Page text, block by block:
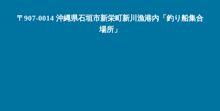
〒907-0014 沖縄県石垣市新栄町新川漁港内「釣り船集合
場所」